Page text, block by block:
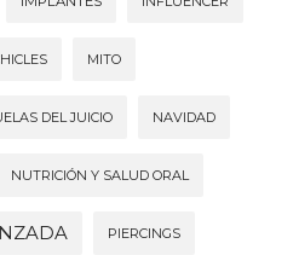
MITO
DEL JUICIO NAVIDAD
NUTRICIÓN Y SALUD ORAL
PIERCINGS